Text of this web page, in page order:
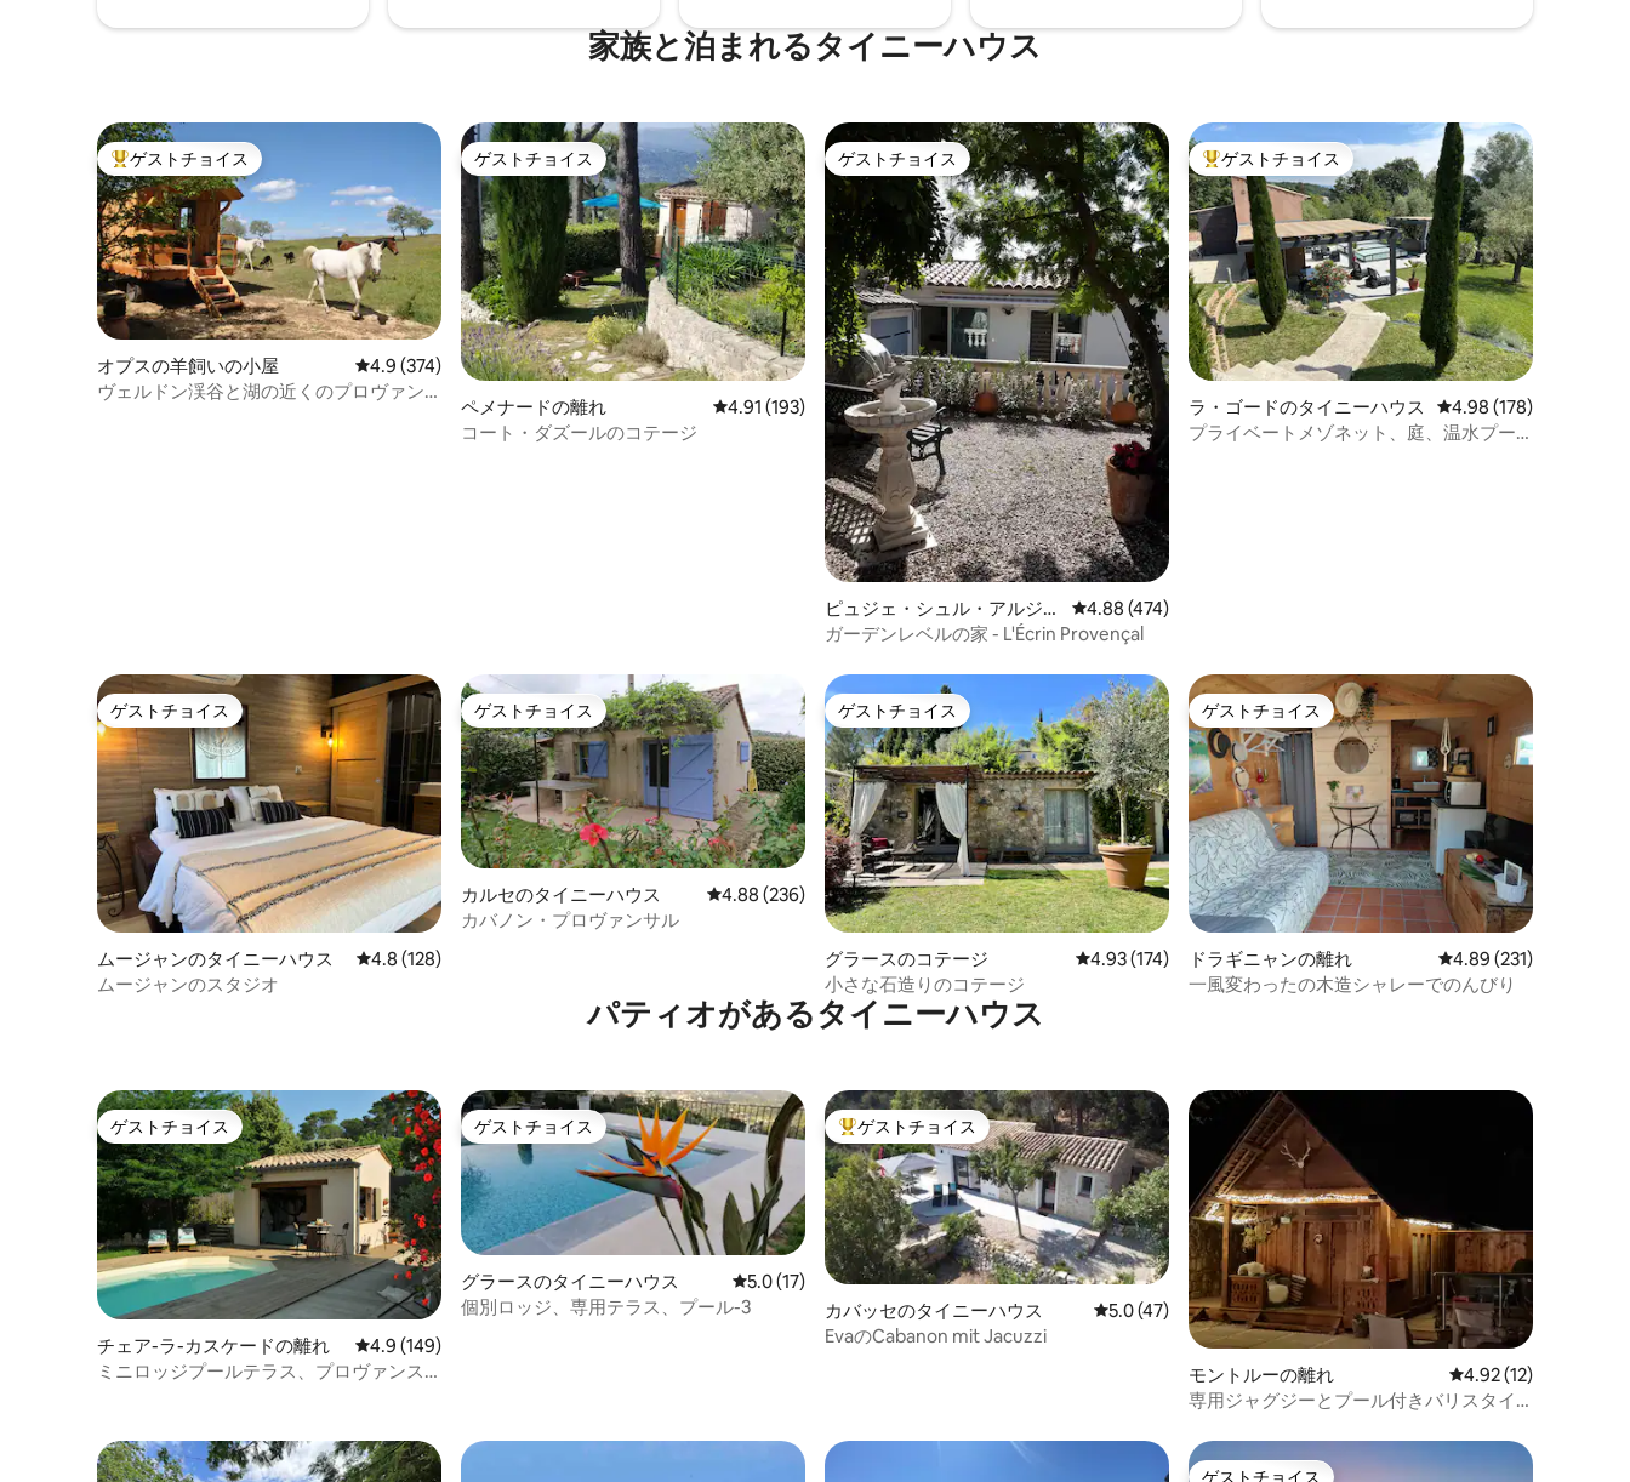
家族と泊まれるタイニーハウス
大好評のゲストチョイスです。
ゲストチョイス
オプスの羊飼いの小屋 レビュー374件、5つ星中4.9つ星の平均評価
4.9 (374)
ヴェルドン渓谷と湖の近くのプロヴァン
ゲストチョイス
ゲストチョイス
ペメナードの離れ レビュー193件、5つ星中4.91つ星の平均評価
4.91 (193)
コート・ダズールのコテージ
ゲストチョイス
ゲストチョイス
ピュジェ・シュル・アルジャ
ンのタイニーハウス
レビュー474件、5つ星中4.88つ星の平均評価
4.88 (474)
ガーデンレベルの家 - L'Écrin Provençal
大好評のゲストチョイスです。
ゲストチョイス
ラ・ゴードのタイニーハウス レビュー178件、5つ
4.98 (178)
プライベートメゾネット、庭、温水プー
ゲストチョイス
ゲストチョイス
ムージャンのタイニーハウス レビュー128件、5つ星中4.8つ星の平均評価
4.8 (128)
ムージャンのスタジオ
ゲストチョイス
ゲストチョイス
カルセのタイニーハウス レビュー236件、5つ星中4.88つ星の平均評価
4.88 (236)
カバノン・プロヴァンサル
ゲストチョイス
ゲストチョイス
グラースのコテージ レビュー174件、5つ星中4.93つ星の平均評価
4.93 (174)
小さな石造りのコテージ
ゲストチョイス
ゲストチョイス
ドラギニャンの離れ レビュー231件、5つ
4.89 (231)
一風変わったの木造シャレーでのんびり
パティオがあるタイニーハウス
ゲストチョイス
ゲストチョイス
チェア-ラ-カスケードの離れ レビュー149件、5つ星中4.9つ星の平均評価
4.9 (149)
ミニロッジプールテラス、プロヴァンス
ゲストチョイス
ゲストチョイス
グラースのタイニーハウス レビュー17件、5つ星中5.0つ星の平均評価
5.0 (17)
個別ロッジ、専用テラス、プール-3
大好評のゲストチョイスです。
ゲストチョイス
カバッセのタイニーハウス レビュー47件、5つ星中5.0つ星の平均評価
5.0 (47)
EvaのCabanon mit Jacuzzi
モントルーの離れ
レビュー12件、5つ
4.92 (12)
専用ジャグジーとプール付きバリスタイ
ゲストチョイス